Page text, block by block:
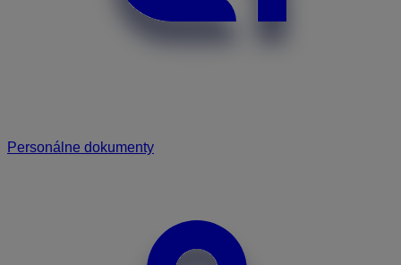
Personálne dokumenty